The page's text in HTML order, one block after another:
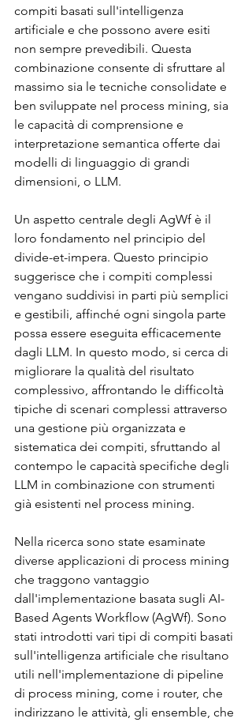
compiti basati sull'intelligenza
artificiale e che possono avere esiti
non sempre prevedibili. Questa
combinazione consente di sfruttare al
massimo sia le tecniche consolidate e
ben sviluppate nel process mining, sia
le capacità di comprensione e
interpretazione semantica offerte dai
modelli di linguaggio di grandi
dimensioni, o LLM.
Un aspetto centrale degli AgWf è il
loro fondamento nel principio del
divide-et-impera. Questo principio
suggerisce che i compiti complessi
vengano suddivisi in parti più semplici
e gestibili, affinché ogni singola parte
possa essere eseguita efficacemente
dagli LLM. In questo modo, si cerca di
migliorare la qualità del risultato
complessivo, affrontando le difficoltà
tipiche di scenari complessi attraverso
una gestione più organizzata e
sistematica dei compiti, sfruttando al
contempo le capacità specifiche degli
LLM in combinazione con strumenti
già esistenti nel process mining.
Nella ricerca sono state esaminate
diverse applicazioni di process mining
che traggono vantaggio
dall'implementazione basata sugli AI-
Based Agents Workflow (AgWf). Sono
stati introdotti vari tipi di compiti basati
sull'intelligenza artificiale che risultano
utili nell'implementazione di pipeline
di process mining, come i router, che
indirizzano le attività, gli ensemble, che